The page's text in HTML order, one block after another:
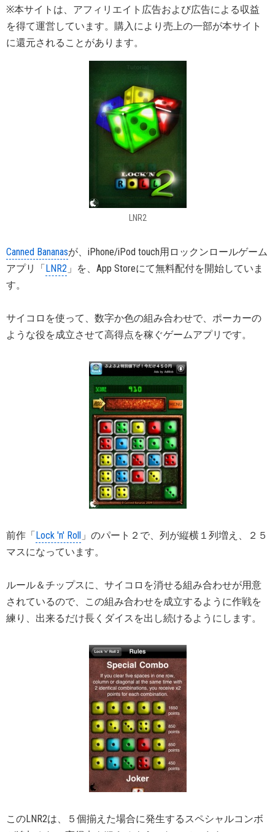
※本サイトは、アフィリエイト広告および広告による収益
を得て運営しています。購入により売上の一部が本サイト
に還元されることがあります。
LNR2
Canned Bananasが、iPhone/iPod touch用ロックンロールゲーム
アプリ「LNR2 」を、App Storeにて無料配付を開始していま
す。
サイコロを使って、数字か色の組み合わせで、ポーカーの
ような役を成立させて高得点を稼ぐゲームアプリです。
前作「Lock 'n' Roll 」のパート２で、列が縦横１列増え、２５
マスになっています。
ルール＆チップスに、サイコロを消せる組み合わせが用意
されているので、この組み合わせを成立するように作戦を
練り、出来るだけ長くダイスを出し続けるようにします。
このLNR2は、５個揃えた場合に発生するスペシャルコンボ